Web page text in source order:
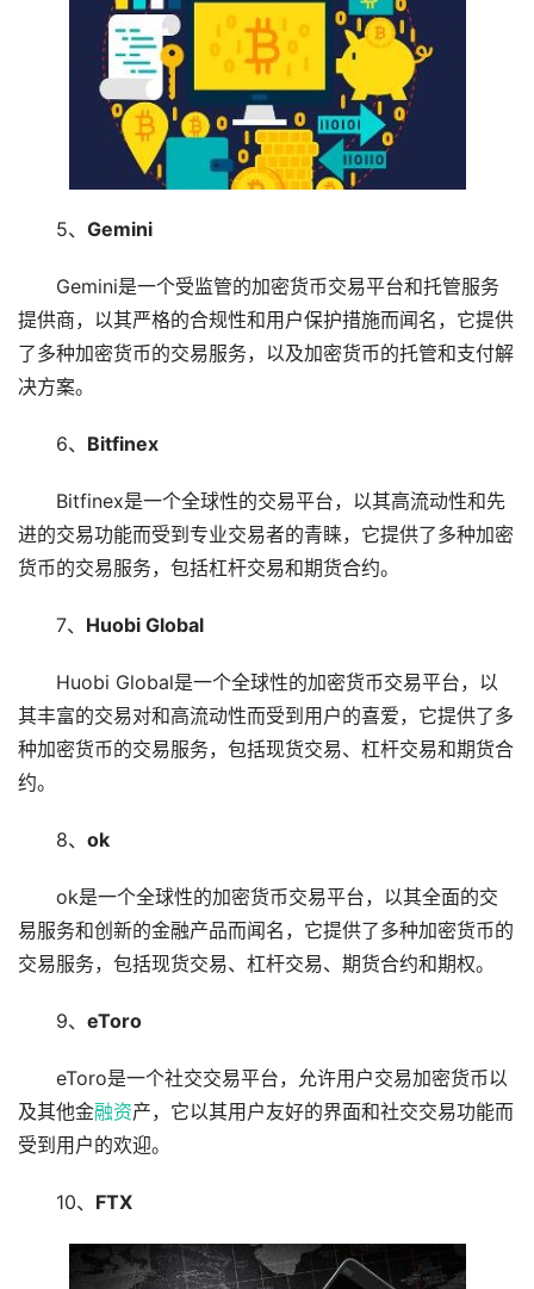
5、 Gemini
Gemini是一个受监管的加密货币交易平台和托管服务
提供商，以其严格的合规性和用户保护措施而闻名，它提供
了多种加密货币的交易服务，以及加密货币的托管和支付解
决方案。
6、 Bitfinex
Bitfinex是一个全球性的交易平台，以其高流动性和先
进的交易功能而受到专业交易者的青睐，它提供了多种加密
货币的交易服务，包括杠杆交易和期货合约。
7、 Huobi Global
Huobi Global是一个全球性的加密货币交易平台，以
其丰富的交易对和高流动性而受到用户的喜爱，它提供了多
种加密货币的交易服务，包括现货交易、杠杆交易和期货合
约。
8、 ok
ok是一个全球性的加密货币交易平台，以其全面的交
易服务和创新的金融产品而闻名，它提供了多种加密货币的
交易服务，包括现货交易、杠杆交易、期货合约和期权。
9、 eToro
eToro是一个社交交易平台，允许用户交易加密货币以
及其他金融资产，它以其用户友好的界面和社交交易功能而
受到用户的欢迎。
10、 FTX